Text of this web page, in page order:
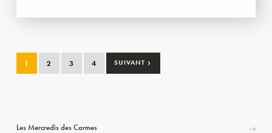
1 2 3 4 SUIVANT ›
Les Mercredis des Carmes